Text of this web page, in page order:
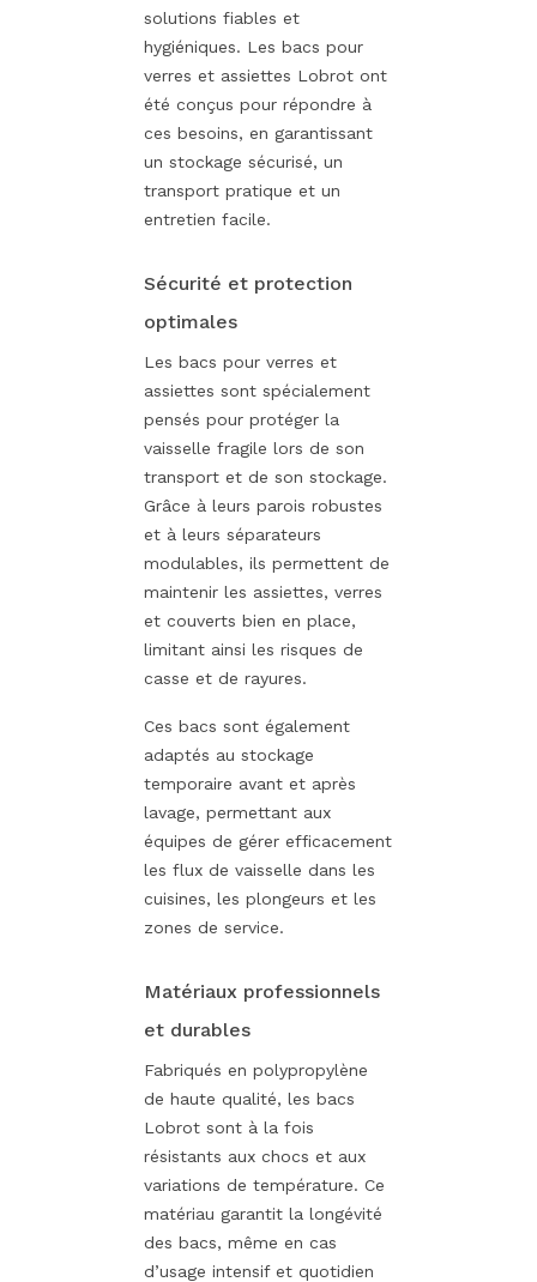
solutions fiables et
hygiéniques. Les bacs pour
verres et assiettes Lobrot ont
été conçus pour répondre à
ces besoins, en garantissant
un stockage sécurisé, un
transport pratique et un
entretien facile.
Sécurité et protection
optimales
Les bacs pour verres et
assiettes sont spécialement
pensés pour protéger la
vaisselle fragile lors de son
transport et de son stockage.
Grâce à leurs parois robustes
et à leurs séparateurs
modulables, ils permettent de
maintenir les assiettes, verres
et couverts bien en place,
limitant ainsi les risques de
casse et de rayures.
Ces bacs sont également
adaptés au stockage
temporaire avant et après
lavage, permettant aux
équipes de gérer efficacement
les flux de vaisselle dans les
cuisines, les plongeurs et les
zones de service.
Matériaux professionnels
et durables
Fabriqués en polypropylène
de haute qualité, les bacs
Lobrot sont à la fois
résistants aux chocs et aux
variations de température. Ce
matériau garantit la longévité
des bacs, même en cas
d’usage intensif et quotidien